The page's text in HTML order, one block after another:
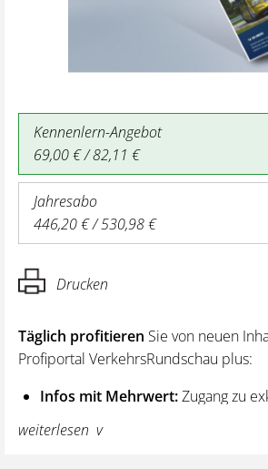
Kennenlern-Angebot
69,00 € / 82,11 €
Jahresabo
446,20 € / 530,98 €
Drucken
Täglich profitieren Sie von neuen
Profiportal VerkehrsRundschau plus:
Infos mit Mehrwert:Zugang zu
und Hintergrundwissen – von
wie z. B. bei den Lenk- und
weiterlesen